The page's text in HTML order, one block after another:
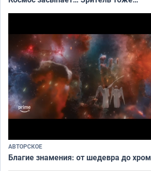
АВТОРСКОЕ
Благие знамения: от шедевра до